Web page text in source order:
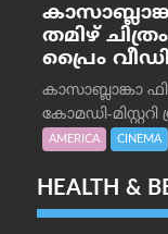
തമിഴ്
പ്രൈം
കാസാബ്ലാങ്കാ
കോമഡി-മിസ്റ്ററി
AMERICA CINEMA
HEALTH &